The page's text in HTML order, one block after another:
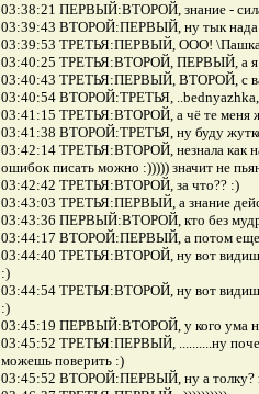
03:38:21 ПЕРВЫЙ:ВТОРОЙ, знание -
03:39:43 ВТОРОЙ:ПЕРВЫЙ, ну тык нада
03:39:53 ТРЕТЬЯ:ПЕРВЫЙ, ООО! \Пашка,
03:40:25 ТРЕТЬЯ:ВТОРОЙ, ПЕРВЫЙ, а я
03:40:43 ТРЕТЬЯ:ПЕРВЫЙ, ВТОРОЙ, с
03:40:54 ВТОРОЙ:ТРЕТЬЯ,
03:41:15 ТРЕТЬЯ:ВТОРОЙ, а чё те меня
03:41:38 ВТОРОЙ:ТРЕТЬЯ, ну буду
03:42:14 ТРЕТЬЯ:ВТОРОЙ, незнала как на
ошибок писать можно :))))) значит не
03:42:42 ТРЕТЬЯ:ВТОРОЙ, за что?? :)
03:43:03 ТРЕТЬЯ:ПЕРВЫЙ, а знание
03:43:36 ПЕРВЫЙ:ВТОРОЙ, кто без
03:44:17 ВТОРОЙ:ПЕРВЫЙ, а потом еще
03:44:40 ТРЕТЬЯ:ВТОРОЙ, ну вот видишь,
:)
03:44:54 ТРЕТЬЯ:ВТОРОЙ, ну вот видишь,
:)
03:45:19 ПЕРВЫЙ:ВТОРОЙ, у кого ума
03:45:52 ТРЕТЬЯ:ПЕРВЫЙ, ..........ну
можешь поверить :)
03:45:52 ВТОРОЙ:ПЕРВЫЙ, ну а толку?